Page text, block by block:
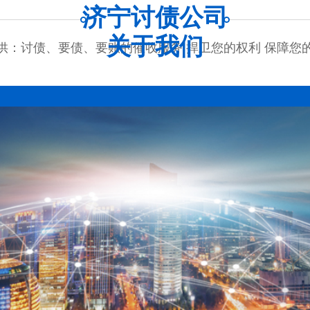
济宁讨债公司
关于我们
：讨债、要债、要账的催收服务 捍卫您的权利 保障您